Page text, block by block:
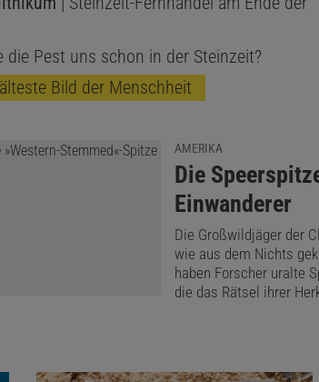
die Pest uns schon in der Steinzeit?
Bild der Menschheit
AMERIKA
:
Die
Einwanderer
Die Großwildjäger der
wie aus dem Nichts
haben Forscher uralte
die das Rätsel ihrer